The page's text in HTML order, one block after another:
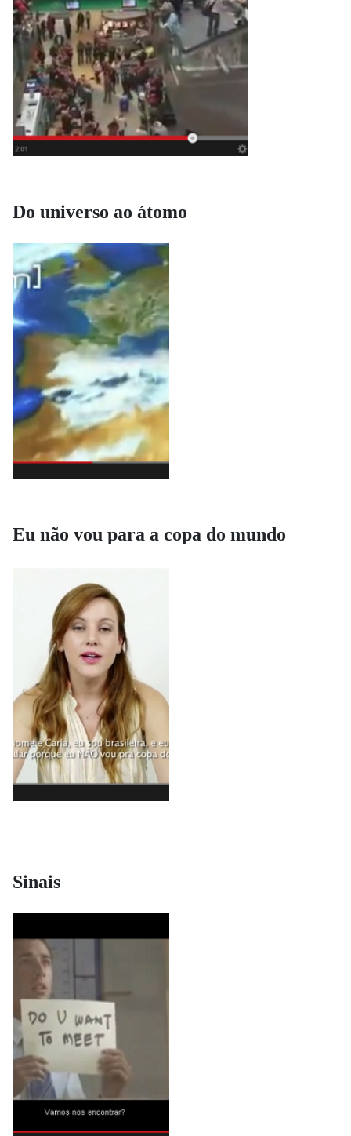
Do universo ao átomo
Eu não vou para a copa do mundo
Sinais